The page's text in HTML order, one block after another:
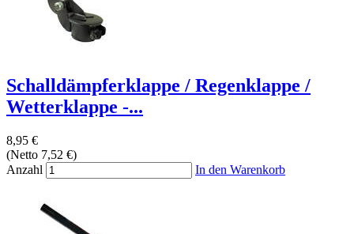
Schalldämpferklappe / Regenklappe /
Wetterklappe -...
8,95 €
(Netto 7,52 €)
Anzahl
In den Warenkorb